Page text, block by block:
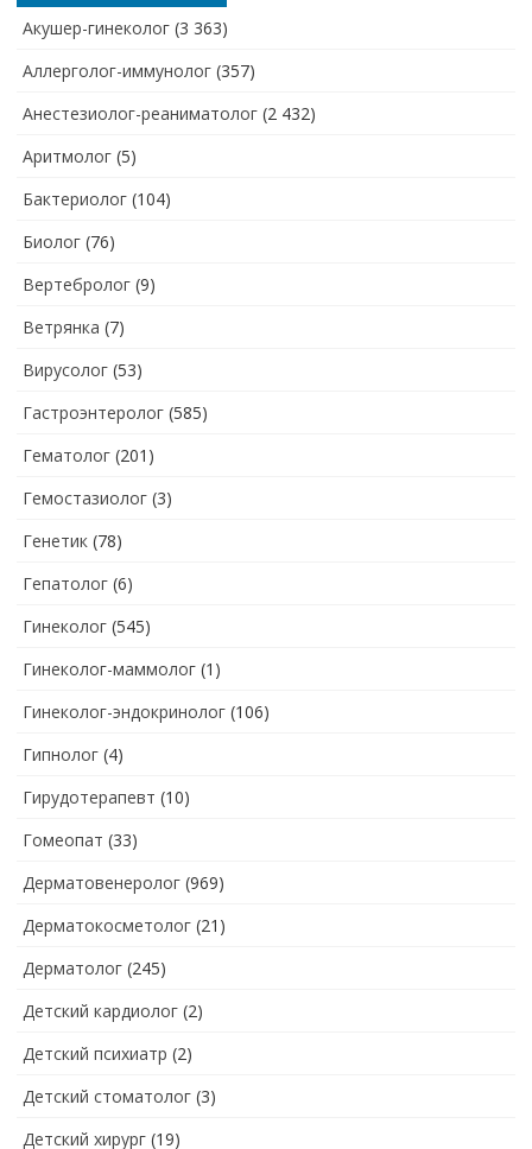
Акушер-гинеколог (3 363)
Аллерголог-иммунолог (357)
Анестезиолог-реаниматолог (2 432)
Аритмолог (5)
Бактериолог (104)
Биолог (76)
Вертебролог (9)
Ветрянка (7)
Вирусолог (53)
Гастроэнтеролог (585)
Гематолог (201)
Гемостазиолог (3)
Генетик (78)
Гепатолог (6)
Гинеколог (545)
Гинеколог-маммолог (1)
Гинеколог-эндокринолог (106)
Гипнолог (4)
Гирудотерапевт (10)
Гомеопат (33)
Дерматовенеролог (969)
Дерматокосметолог (21)
Дерматолог (245)
Детский кардиолог (2)
Детский психиатр (2)
Детский стоматолог (3)
Детский хирург (19)